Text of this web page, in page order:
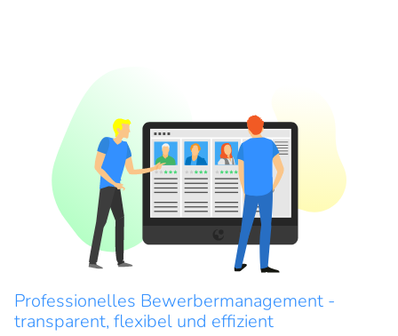
Professionelles Bewerbermanagement -
transparent, flexibel und effizient